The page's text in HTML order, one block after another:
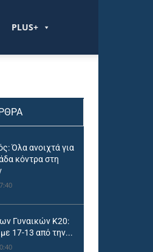
PLUS+
Όλα ανοιχτά για
κόντρα στη
Γυναικών Κ20:
17-13 από την...